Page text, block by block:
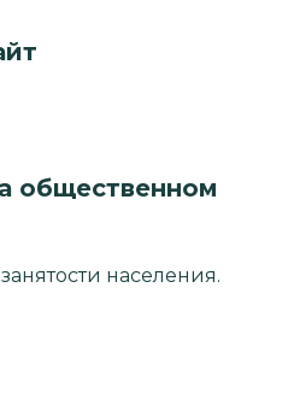
общественном
населения.